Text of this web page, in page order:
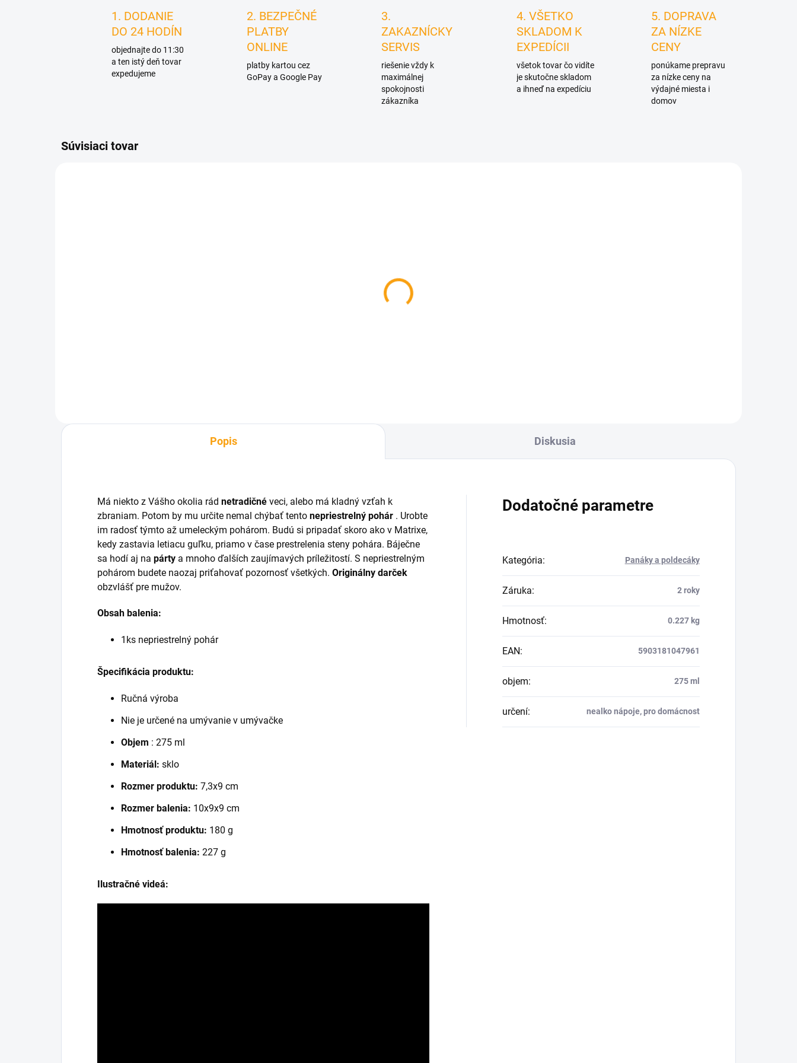
1. DODANIE
DO 24 HODÍN
objednajte do 11:30
a ten istý deň tovar
expedujeme
2. BEZPEČNÉ
PLATBY
ONLINE
platby kartou cez
GoPay a Google Pay
3.
ZAKAZNÍCKY
SERVIS
riešenie vždy k
maximálnej
spokojnosti
zákazníka
4. VŠETKO
SKLADOM K
EXPEDÍCII
všetok tovar čo vidíte
je skutočne skladom
a ihneď na expedíciu
5. DOPRAVA
ZA NÍZKE
CENY
ponúkame prepravu
za nízke ceny na
výdajné miesta i
domov
Súvisiaci tovar
Popis Diskusia
Má niekto z Vášho okolia rád netradičné veci, alebo má kladný vzťah k
zbraniam. Potom by mu určite nemal chýbať tento nepriestrelný pohár . Urobte
im radosť týmto až umeleckým pohárom. Budú si pripadať skoro ako v Matrixe,
kedy zastavia letiacu guľku, priamo v čase prestrelenia steny pohára. Báječne
sa hodí aj na párty a mnoho ďalších zaujímavých príležitostí. S nepriestrelným
pohárom budete naozaj priťahovať pozornosť všetkých. Originálny darček
obzvlášť pre mužov.
Obsah balenia:
1ks nepriestrelný pohár
Špecifikácia produktu:
Ručná výroba
Nie je určené na umývanie v umývačke
Objem : 275 ml
Materiál: sklo
Rozmer produktu: 7,3x9 cm
Rozmer balenia: 10x9x9 cm
Hmotnosť produktu: 180 g
Hmotnosť balenia: 227 g
Ilustračné videá:
Dodatočné parametre
Kategória: Panáky a poldecáky
Záruka: 2 roky
Hmotnosť: 0.227 kg
EAN: 5903181047961
objem: 275 ml
určení: nealko nápoje, pro domácnost